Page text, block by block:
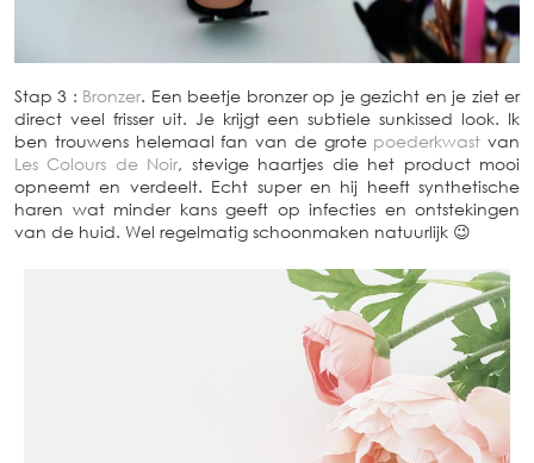
Stap 3 : Bronzer. Een beetje bronzer op je gezicht en je ziet er
direct veel frisser uit. Je krijgt een subtiele sunkissed look. Ik
ben trouwens helemaal fan van de grote poederkwast van
Les Colours de Noir, stevige haartjes die het product mooi
opneemt en verdeelt. Echt super en hij heeft synthetische
haren wat minder kans geeft op infecties en ontstekingen
van de huid. Wel regelmatig schoonmaken natuurlijk 😉